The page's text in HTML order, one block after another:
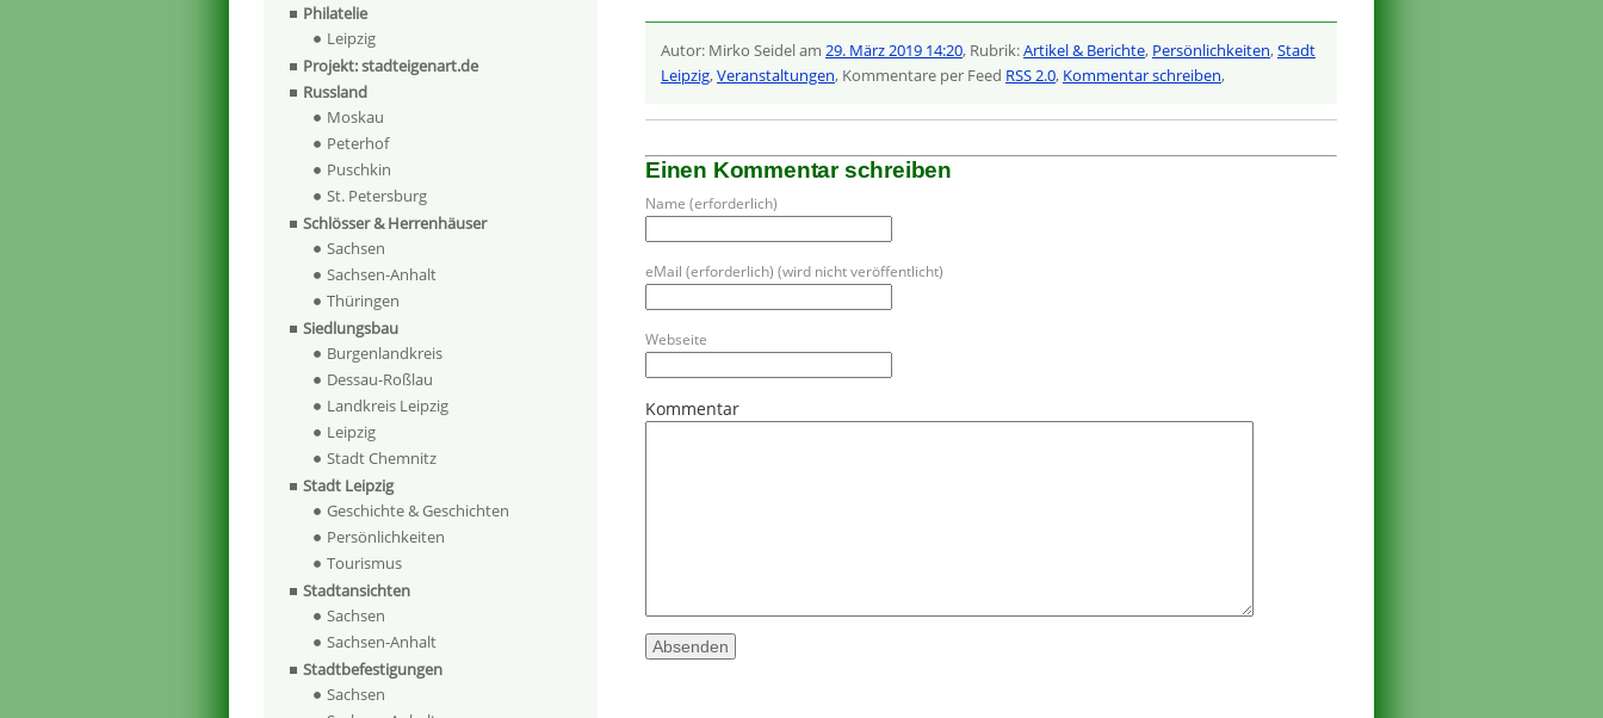
Autor: Mirko Seidel am 29. März 2019 14:20, Rubrik:Artikel & Berichte, Persönlichkeiten,Stadt
Leipzig,Veranstaltungen, Kommentare per Feed RSS 2.0, Kommentar schreiben,
Einen Kommentar schreiben
Name (erforderlich)
eMail (erforderlich) (wird nicht veröffentlicht)
Webseite
Kommentar
Philatelie
Leipzig
Projekt: stadteigenart.de
Russland
Moskau
Peterhof
Puschkin
St. Petersburg
Schlösser & Herrenhäuser
Sachsen
Sachsen-Anhalt
Thüringen
Siedlungsbau
Burgenlandkreis
Dessau-Roßlau
Landkreis Leipzig
Leipzig
Stadt Chemnitz
Stadt Leipzig
Geschichte & Geschichten
Persönlichkeiten
Tourismus
Stadtansichten
Sachsen
Sachsen-Anhalt
Stadtbefestigungen
Sachsen